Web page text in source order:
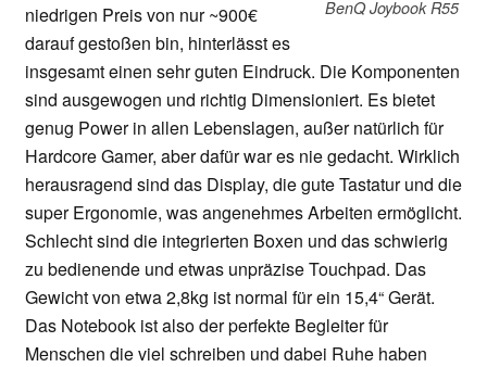
BenQ Joybook R55
niedrigen Preis von nur ~900€
darauf gestoßen bin, hinterlässt es
insgesamt einen sehr guten Eindruck. Die Komponenten
sind ausgewogen und richtig Dimensioniert. Es bietet
genug Power in allen Lebenslagen, außer natürlich für
Hardcore Gamer, aber dafür war es nie gedacht. Wirklich
herausragend sind das Display, die gute Tastatur und die
super Ergonomie, was angenehmes Arbeiten ermöglicht.
Schlecht sind die integrierten Boxen und das schwierig
zu bedienende und etwas unpräzise Touchpad. Das
Gewicht von etwa 2,8kg ist normal für ein 15,4“ Gerät.
Das Notebook ist also der perfekte Begleiter für
Menschen die viel schreiben und dabei Ruhe haben